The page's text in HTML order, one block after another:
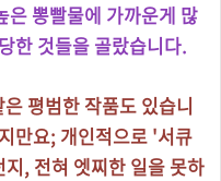
은 뽕빨물에 가까운게 많
한 것들을 골랐습니다.
평범한 작품도 있습니
만요; 개인적으로 '서큐
, 전혀 엣찌한 일을 못하